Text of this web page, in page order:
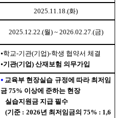
2025. 11.18.(화)
2025. 12.22.(월) ~ 2026.02.27.(금)
⦁학교-기관(기업)-학생 협약서 체결
⦁기관(기업) 산재보험 의무가입
⦁ 교육부 현장실습 규정에 따라 최저임
금 75% 이상에 준하는 현장
실습지원금 지급 필수
(기준 : 2026년 최저임금의 75% : 1,6